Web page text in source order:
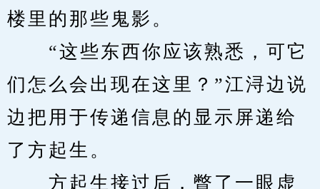
楼里的那些鬼影。
“这些东西你应该熟悉，可它
们怎么会出现在这里？”江浔边说
边把用于传递信息的显示屏递给
了方起生。
方起生接过后，瞥了一眼虚